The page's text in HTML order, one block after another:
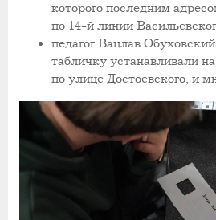
которого последним
по 14-й линии
педагог Вацлав
табличку устанавливали
по улице Достоевского, и